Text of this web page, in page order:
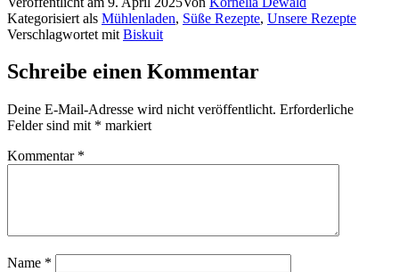
Kategorisiert als Mühlenladen, Süße Rezepte, Unsere Rezepte
Verschlagwortet mit Biskuit
Schreibe einen Kommentar
Deine E-Mail-Adresse wird nicht veröffentlicht. Erforderliche
Felder sind mit * markiert
Kommentar *
Name *